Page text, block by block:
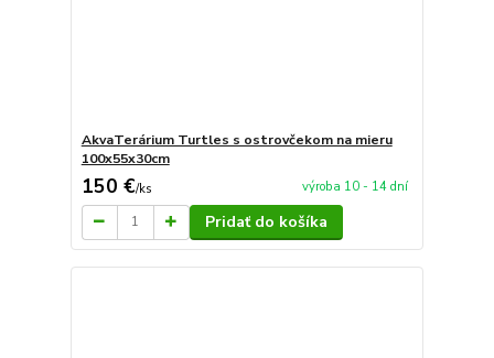
AkvaTerárium Turtles s ostrovčekom na mieru
100x55x30cm
150 €/ks výroba 10 - 14 dní
Pridať do košíka